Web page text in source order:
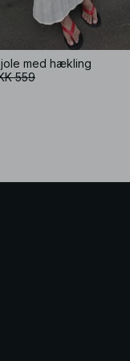
med hækling
559